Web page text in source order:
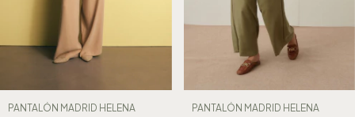
PANTALÓN MADRID HELENA PANTALÓN MADRID HELENA